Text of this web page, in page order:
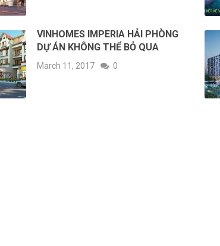
VINHOMES IMPERIA HẢI PHÒNG
DỰ ÁN KHÔNG THỂ BỎ QUA
March 11, 2017 0